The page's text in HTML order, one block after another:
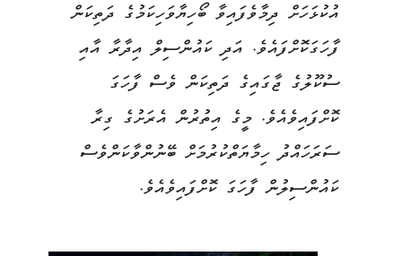
އުކުޅަހަށް ދިމާވެފައިވާ ބޯހިޔާވަހިކަމުގެ ދަތިކަން
ފާހަގަކޮށްފައެވެ. އަދި ކައުންސިލް އިދާރާ އާއި
ސުކޫލުގެ ޖާގައިގެ ދަތިކަން ވެސް ފާހަގަ
ކޮށްފައިވެއެވެ. މީގެ އިތުރުން އެރަށުގެ ގިރާ
ސަރަހައްދު ހިމާޔަތްކުރުމަށް ބޭނުންވާކަންވެސް
ކައުންސިލުން ފާހަގަ ކޮށްފައިވެއެވެ.